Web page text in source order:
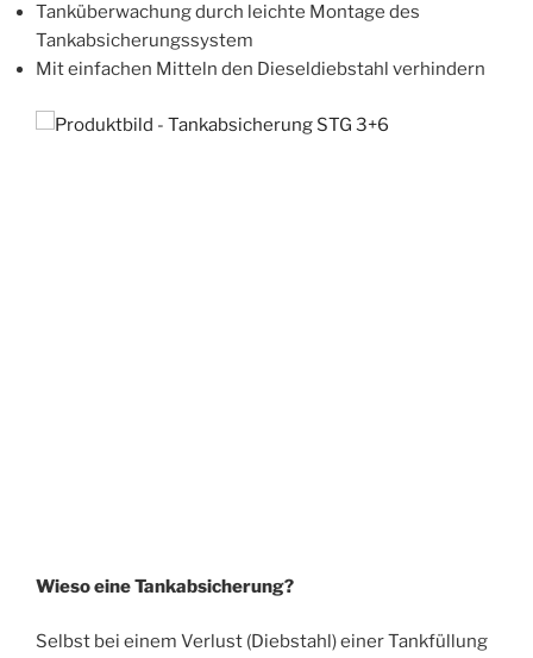
Tanküberwachung durch leichte Montage des
Tankabsicherungssystem
Mit einfachen Mitteln den Dieseldiebstahl verhindern
Wieso eine Tankabsicherung?
Selbst bei einem Verlust (Diebstahl) einer Tankfüllung